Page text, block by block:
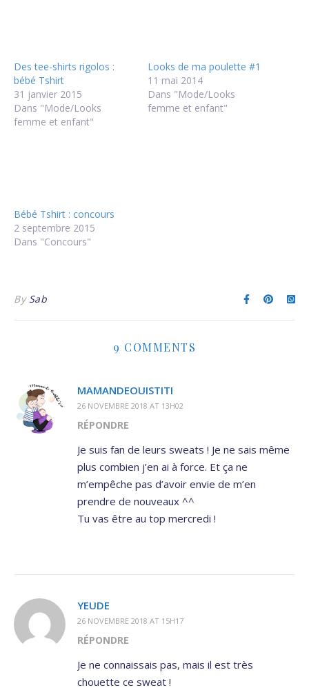
Des tee-shirts rigolos :
bébé Tshirt
31 janvier 2015
Dans "Mode/Looks
femme et enfant"
Looks de ma poulette #1
11 mai 2014
Dans "Mode/Looks
femme et enfant"
Bébé Tshirt : concours
2 septembre 2015
Dans "Concours"
By Sab
9 COMMENTS
MAMANDEOUISTITI
26 NOVEMBRE 2018 AT 13H02
RÉPONDRE
Je suis fan de leurs sweats ! Je ne sais même
plus combien j’en ai à force. Et ça ne
m’empêche pas d’avoir envie de m’en
prendre de nouveaux ^^
Tu vas être au top mercredi !
YEUDE
26 NOVEMBRE 2018 AT 15H17
RÉPONDRE
Je ne connaissais pas, mais il est très
chouette ce sweat !